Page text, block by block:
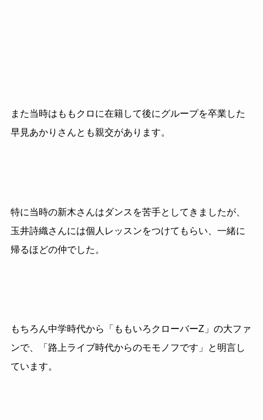
また当時はももクロに在籍して後にグループを卒業した
早見あかりさんとも親交があります。
特に当時の新木さんはダンスを苦手としてきましたが、
玉井詩織さんには個人レッスンをつけてもらい、一緒に
帰るほどの仲でした。
もちろん中学時代から「ももいろクローバーZ」の大ファ
ンで、「路上ライブ時代からのモモノフです」と明言し
ています。